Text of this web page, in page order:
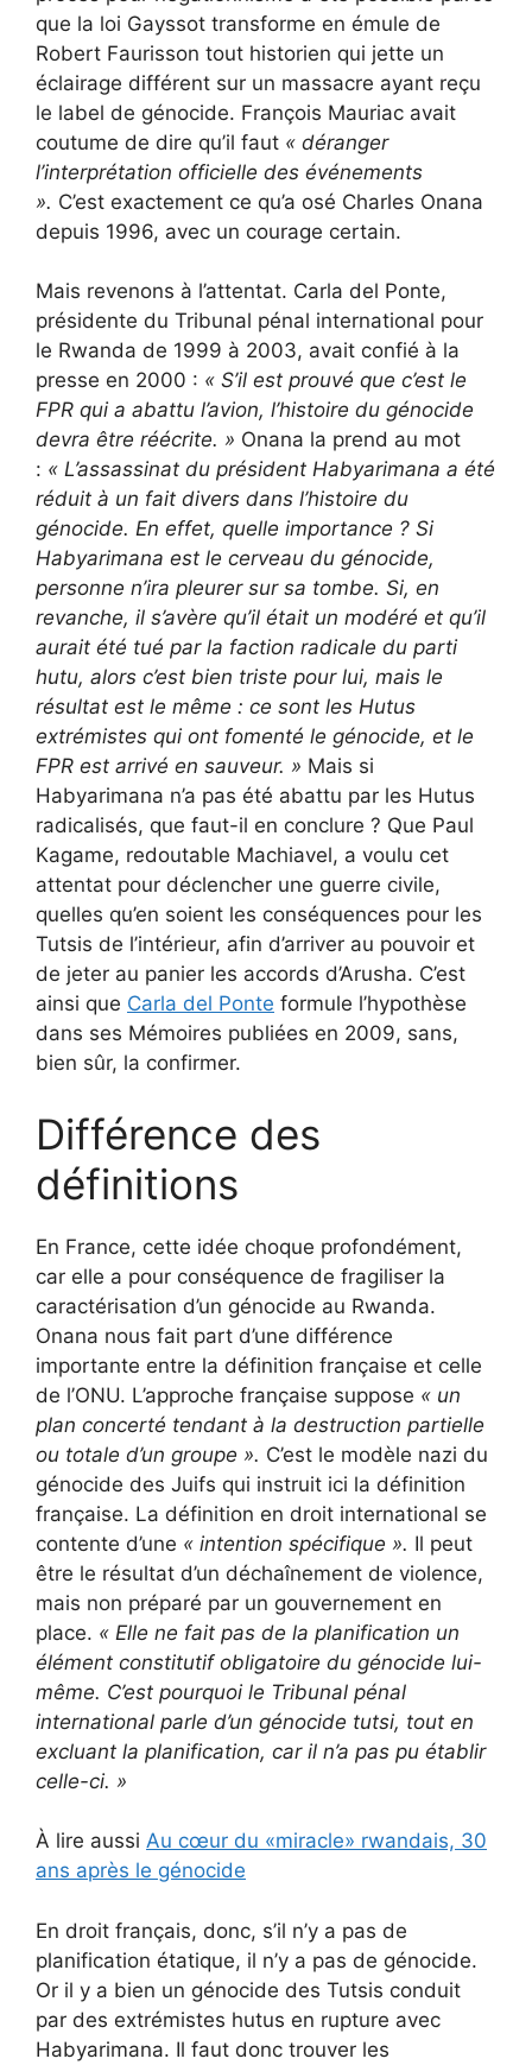
que la loi Gayssot transforme en émule de
Robert Faurisson tout historien qui jette un
éclairage différent sur un massacre ayant reçu
le label de génocide. François Mauriac avait
coutume de dire qu’il faut « déranger
l’interprétation officielle des événements
». C’est exactement ce qu’a osé Charles Onana
depuis 1996, avec un courage certain.
Mais revenons à l’attentat. Carla del Ponte,
présidente du Tribunal pénal international pour
le Rwanda de 1999 à 2003, avait confié à la
presse en 2000 : « S’il est prouvé que c’est le
FPR qui a abattu l’avion, l’histoire du génocide
devra être réécrite. » Onana la prend au mot
: « L’assassinat du président Habyarimana a été
réduit à un fait divers dans l’histoire du
génocide. En effet, quelle importance ? Si
Habyarimana est le cerveau du génocide,
personne n’ira pleurer sur sa tombe. Si, en
revanche, il s’avère qu’il était un modéré et qu’il
aurait été tué par la faction radicale du parti
hutu, alors c’est bien triste pour lui, mais le
résultat est le même : ce sont les Hutus
extrémistes qui ont fomenté le génocide, et le
FPR est arrivé en sauveur. » Mais si
Habyarimana n’a pas été abattu par les Hutus
radicalisés, que faut-il en conclure ? Que Paul
Kagame, redoutable Machiavel, a voulu cet
attentat pour déclencher une guerre civile,
quelles qu’en soient les conséquences pour les
Tutsis de l’intérieur, afin d’arriver au pouvoir et
de jeter au panier les accords d’Arusha. C’est
ainsi que Carla del Ponte formule l’hypothèse
dans ses Mémoires publiées en 2009, sans,
bien sûr, la confirmer.
Différence des
définitions
En France, cette idée choque profondément,
car elle a pour conséquence de fragiliser la
caractérisation d’un génocide au Rwanda.
Onana nous fait part d’une différence
importante entre la définition française et celle
de l’ONU. L’approche française suppose « un
plan concerté tendant à la destruction partielle
ou totale d’un groupe ». C’est le modèle nazi du
génocide des Juifs qui instruit ici la définition
française. La définition en droit international se
contente d’une « intention spécifique ». Il peut
être le résultat d’un déchaînement de violence,
mais non préparé par un gouvernement en
place. « Elle ne fait pas de la planification un
élément constitutif obligatoire du génocide lui-
même. C’est pourquoi le Tribunal pénal
international parle d’un génocide tutsi, tout en
excluant la planification, car il n’a pas pu établir
celle-ci. »
À lire aussi Au cœur du «miracle» rwandais, 30
ans après le génocide
En droit français, donc, s’il n’y a pas de
planification étatique, il n’y a pas de génocide.
Or il y a bien un génocide des Tutsis conduit
par des extrémistes hutus en rupture avec
Habyarimana. Il faut donc trouver les